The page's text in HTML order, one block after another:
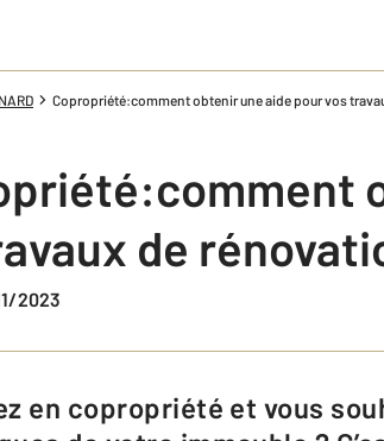
Copropriété:comment obtenir une aide pour vos
de
2023